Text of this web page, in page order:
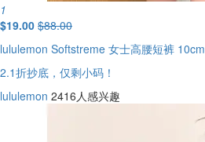
1
$19.00 $88.00
lululemon Softstreme 女士高腰短裤 10cm
2.1折抄底，仅剩小码！
lululemon 2416人感兴趣